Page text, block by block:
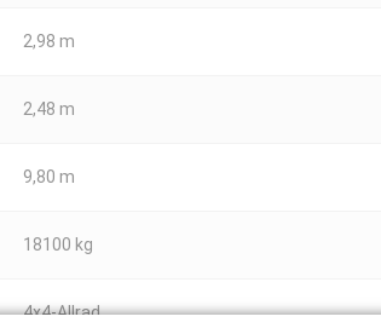
2,98 m
2,48 m
9,80 m
18100 kg
4x4-Allrad